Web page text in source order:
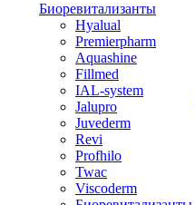
Биоревитализанты
Hyalual
Premierpharm
Aquashine
Fillmed
IAL-system
Jalupro
Juvederm
Revi
Profhilo
Twac
Viscoderm